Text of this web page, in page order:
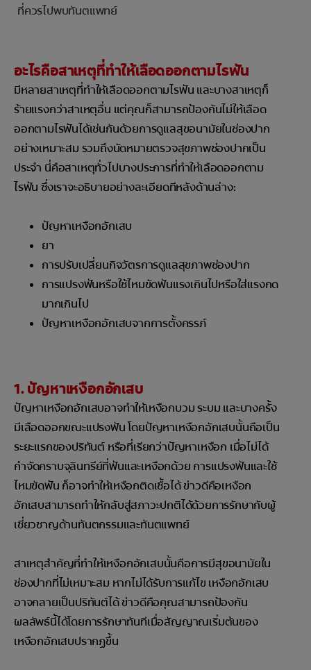
ที่ควรไปพบทันตแพทย์
อะไรคือสาเหตุที่ทำให้เลือดออกตามไรฟัน
มีหลายสาเหตุที่ทำให้เลือดออกตามไรฟัน และบางสาเหตุก็
ร้ายแรงกว่าสาเหตุอื่น แต่คุณก็สามารถป้องกันไม่ให้เลือด
ออกตามไรฟันได้เช่นกันด้วยการดูแลสุขอนามัยในช่องปาก
อย่างเหมาะสม รวมถึงนัดหมายตรวจสุขภาพช่องปากเป็น
ประจำ นี่คือสาเหตุทั่วไปบางประการที่ทำให้เลือดออกตาม
ไรฟัน ซึ่งเราจะอธิบายอย่างละเอียดทีหลังด้านล่าง:
ปัญหาเหงือกอักเสบ
ยา
การปรับเปลี่ยนกิจวัตรการดูแลสุขภาพช่องปาก
การแปรงฟันหรือใช้ไหมขัดฟันแรงเกินไปหรือใส่แรงกด
มากเกินไป
ปัญหาเหงือกอักเสบจากการตั้งครรภ์
1. ปัญหาเหงือกอักเสบ
ปัญหาเหงือกอักเสบอาจทำให้เหงือกบวม ระบม และบางครั้ง
มีเลือดออกขณะแปรงฟัน โดยปัญหาเหงือกอักเสบนั้นถือเป็น
ระยะแรกของปริทันต์ หรือที่เรียกว่าปัญหาเหงือก เมื่อไม่ได้
กำจัดคราบจุลินทรีย์ที่ฟันและเหงือกด้วย การแปรงฟันและใช้
ไหมขัดฟัน ก็อาจทำให้เหงือกติดเชื้อได้ ข่าวดีคือเหงือก
อักเสบสามารถทำให้กลับสู่สภาวะปกติได้ด้วยการรักษากับผู้
เชี่ยวชาญด้านทันตกรรมและทันตแพทย์
สาเหตุสำคัญที่ทำให้เหงือกอักเสบนั้นคือการมีสุขอนามัยใน
ช่องปากที่ไม่เหมาะสม หากไม่ได้รับการแก้ไข เหงือกอักเสบ
อาจกลายเป็นปริทันต์ได้ ข่าวดีคือคุณสามารถป้องกัน
ผลลัพธ์นี้ได้โดยการรักษาทันทีเมื่อสัญญาณเริ่มต้นของ
เหงือกอักเสบปรากฏขึ้น